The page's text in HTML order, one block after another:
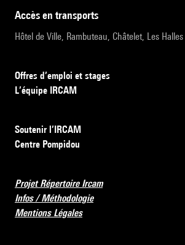
accès en transports
Hôtel de Ville, Rambuteau, Châtelet, Les Halles
Offres d’emploi et stages
L’équipe IRCAM
Soutenir l’IRCAM
Centre Pompidou
Projet Répertoire Ircam
Infos / Méthodologie
Mentions Légales